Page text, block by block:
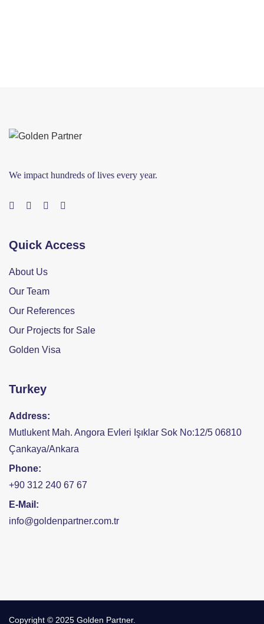
We impact hundreds of lives every year.
Quick Access
About Us
Our Team
Our References
Our Projects for Sale
Golden Visa
Turkey
Address:
Mutlukent Mah. Angora Evleri Işıklar Sok No:12/5 06810
Çankaya/Ankara
Phone:
+90 312 240 67 67
E-Mail:
info@goldenpartner.com.tr
Copyright © 2025 Golden Partner.